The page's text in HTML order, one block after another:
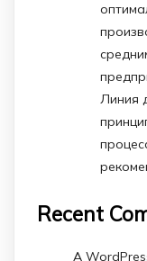
Линия
Recent
A